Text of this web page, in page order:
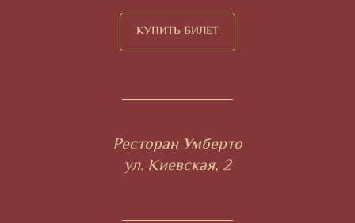
КУПИТЬ БИЛЕТ
Ресторан Умберто
ул. Киевская, 2